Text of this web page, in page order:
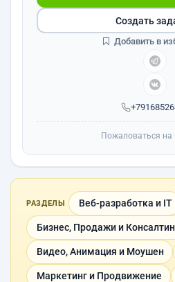
Создать
Добавить в
Пожаловаться на
РАЗДЕЛЫ Веб-разработка и IT
Бизнес, Продажи и
Видео, Анимация и Моушен
Маркетинг и Продвижение